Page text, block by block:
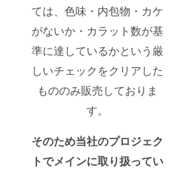
ては、色味・内包物・カケ
がないか・カラット数が基
準に達しているかという厳
しいチェックをクリアした
もののみ販売しておりま
す。
そのため当社のプロジェク
トでメインに取り扱ってい